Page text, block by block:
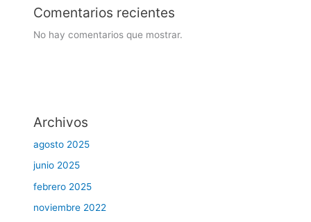
Comentarios recientes
No hay comentarios que mostrar.
Archivos
agosto 2025
junio 2025
febrero 2025
noviembre 2022